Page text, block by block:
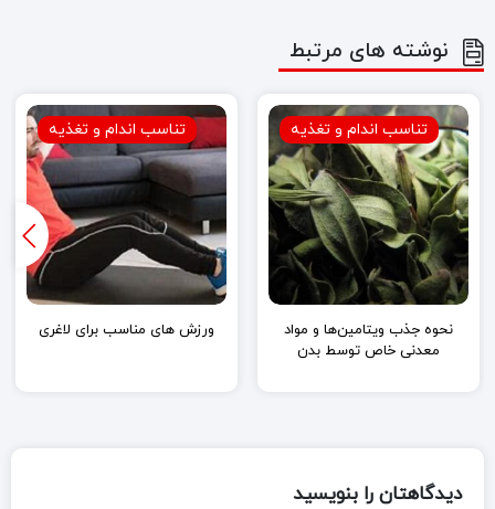
نوشته های مرتبط
نحوه جذب ویتامین‌ها و مواد
معدنی خاص توسط بدن
تناسب اندام و تغذیه
ورزش های مناسب برای لاغری
تناسب اندام و تغذیه
دیدگاهتان را بنویسید